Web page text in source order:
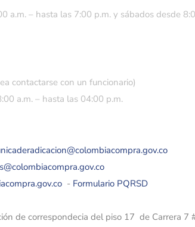
a.m. – hasta las 7:00 p.m. y sábados desde
contactarse con un funcionario)
a.m. – hasta las 04:00 p.m.
- Formulario PQRSD
de correspondecia del piso 17 de Carrera 7